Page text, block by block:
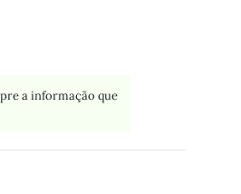
a informação que